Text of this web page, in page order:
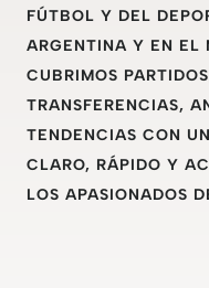
FÚTBOL Y DEL
ARGENTINA Y EN EL
CUBRIMOS
TRANSFERENCIAS,
TENDENCIAS CON
CLARO, RÁPIDO Y
LOS APASIONADOS